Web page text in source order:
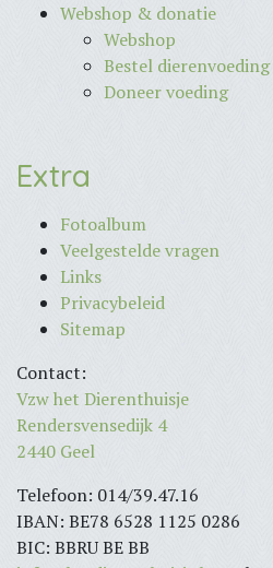
Webshop & donatie
Webshop
Bestel
Doneer voeding
Extra
Fotoalbum
Veelgestelde vragen
Links
Privacybeleid
Sitemap
Contact:
Vzw het Dierenthuisje
Rendersvensedijk 4
2440 Geel
Telefoon: 014/39.47.16
IBAN: BE78 6528 1125 0286
BIC: BBRU BE BB